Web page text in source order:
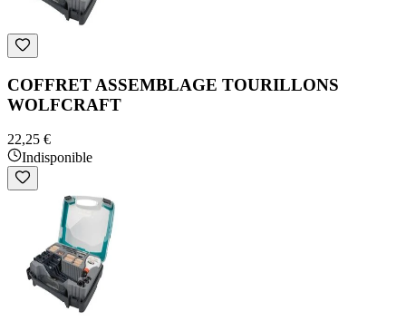
COFFRET ASSEMBLAGE TOURILLONS
WOLFCRAFT
22,25 €
Indisponible